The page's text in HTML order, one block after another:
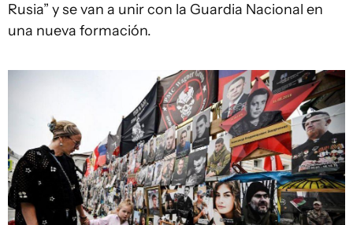
Rusia” y se van a unir con la Guardia Nacional en
una nueva formación.